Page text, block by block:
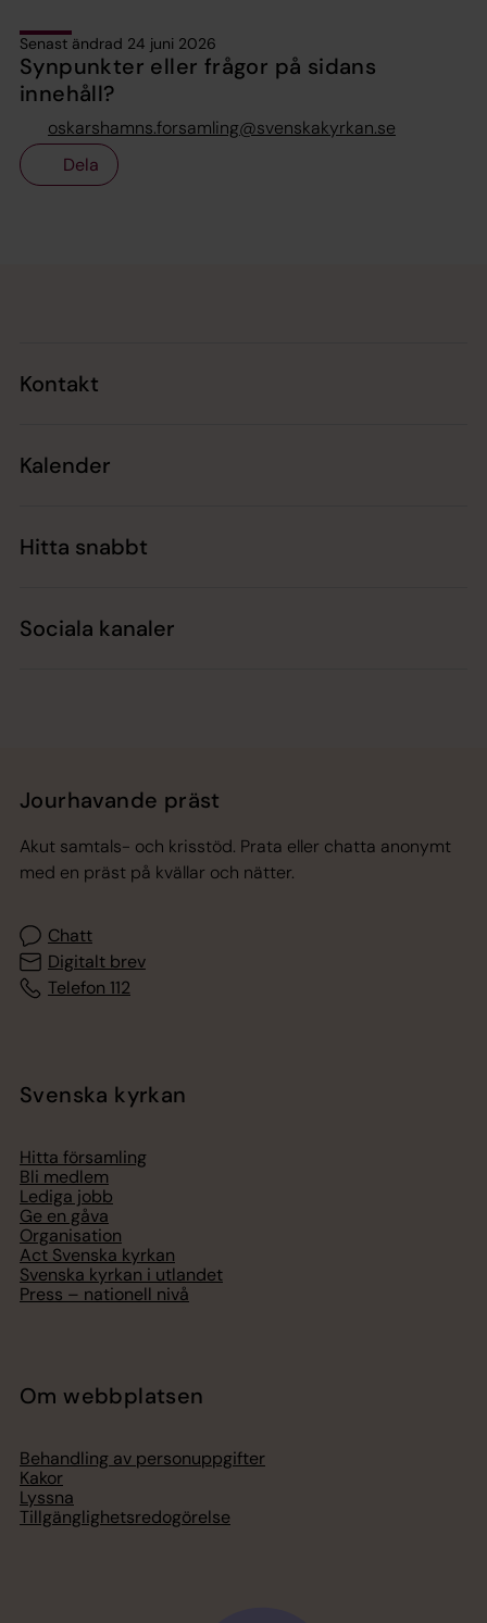
Senast ändrad 24 juni 2026
Synpunkter eller frågor på sidans
innehåll?
oskarshamns.forsamling@svenskakyrkan.se
Dela
Kontakt
Kalender
Hitta snabbt
Sociala kanaler
Jourhavande präst
Akut samtals- och krisstöd. Prata eller chatta anonymt
med en präst på kvällar och nätter.
Chatt
Digitalt brev
Telefon 112
Svenska kyrkan
Hitta församling
Bli medlem
Lediga jobb
Ge en gåva
Organisation
Act Svenska kyrkan
Svenska kyrkan i utlandet
Press – nationell nivå
Om webbplatsen
Behandling av personuppgifter
Kakor
Lyssna
Tillgänglighetsredogörelse